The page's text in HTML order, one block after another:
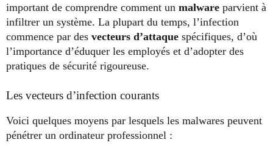
important de comprendre comment un malware parvient à
infiltrer un système. La plupart du temps, l’infection
commence par des vecteurs d’attaque spécifiques, d’où
l’importance d’éduquer les employés et d’adopter des
pratiques de sécurité rigoureuse.
Les vecteurs d’infection courants
Voici quelques moyens par lesquels les malwares peuvent
pénétrer un ordinateur professionnel :